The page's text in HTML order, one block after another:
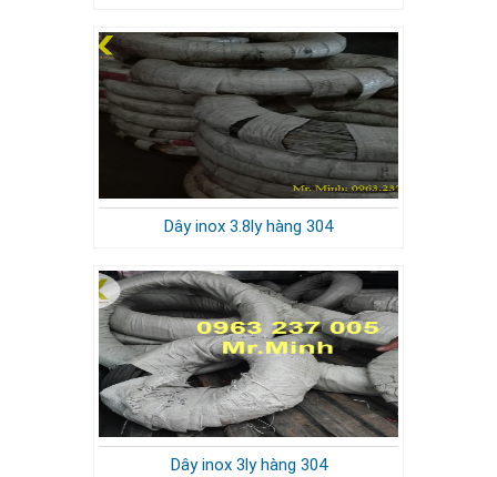
Dây inox 3.8ly hàng 304
Dây inox 3ly hàng 304